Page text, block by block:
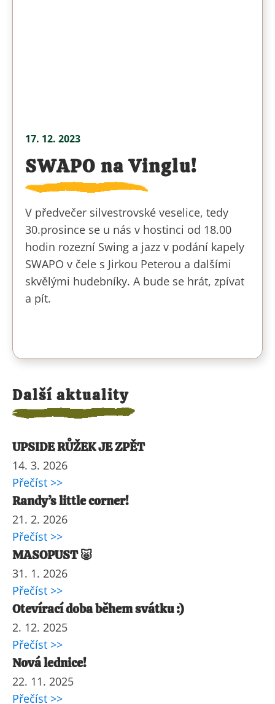
17. 12. 2023
SWAPO na Vinglu!
V předvečer silvestrovské veselice, tedy
30.prosince se u nás v hostinci od 18.00
hodin rozezní Swing a jazz v podání kapely
SWAPO v čele s Jirkou Peterou a dalšími
skvělými hudebníky. A bude se hrát, zpívat
a pít.
Další aktuality
UPSIDE RŮŽEK JE ZPĚT
14. 3. 2026
Přečíst >>
Randy’s little corner!
21. 2. 2026
Přečíst >>
MASOPUST 🐷
31. 1. 2026
Přečíst >>
Otevírací doba během svátku :)
2. 12. 2025
Přečíst >>
Nová lednice!
22. 11. 2025
Přečíst >>